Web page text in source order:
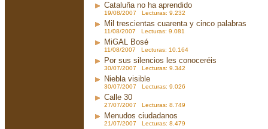
Cataluña no ha aprendido
19/08/2007 Lecturas: 9.232
Mil trescientas cuarenta y cinco palabras
11/08/2007 Lecturas: 9.081
MiGAL Bosé
11/08/2007 Lecturas: 10.164
Por sus silencios les conoceréis
30/07/2007 Lecturas: 9.342
Niebla visible
30/07/2007 Lecturas: 9.026
Calle 30
27/07/2007 Lecturas: 8.749
Menudos ciudadanos
21/07/2007 Lecturas: 8.479